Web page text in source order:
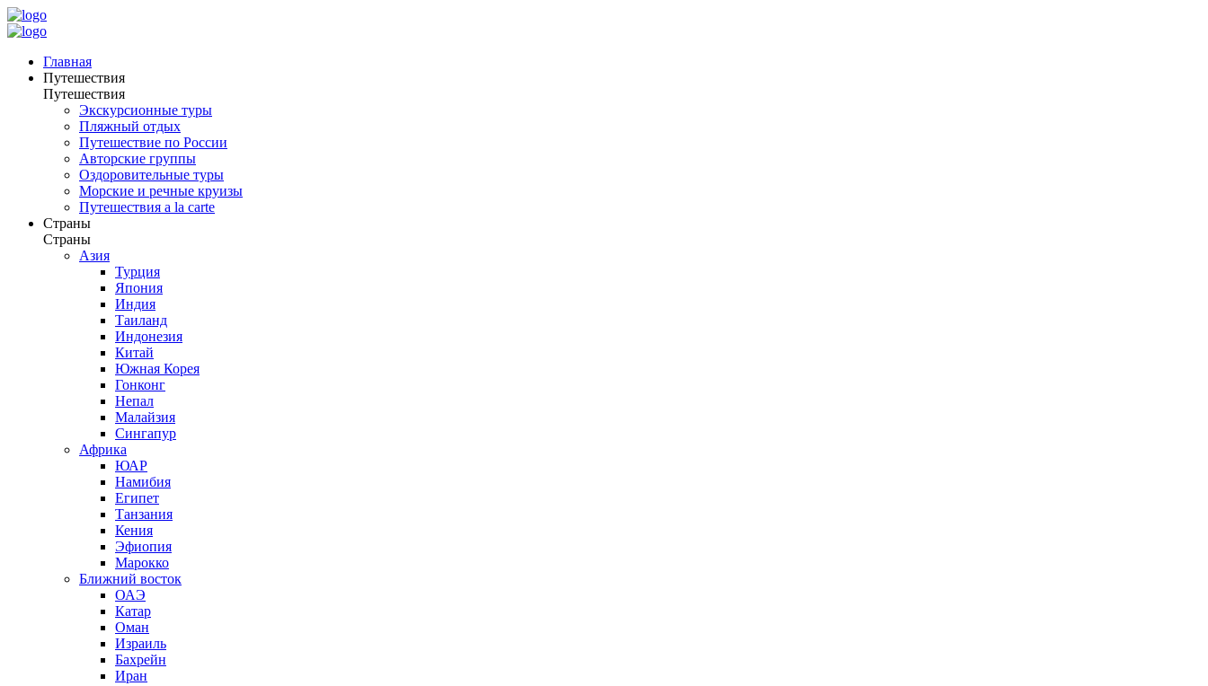
Главная
Путешествия
Путешествия
Экскурсионные туры
Пляжный отдых
Путешествие по России
Авторские группы
Оздоровительные туры
Морские и речные круизы
Путешествия a la carte
Страны
Страны
Азия
Турция
Япония
Индия
Таиланд
Индонезия
Китай
Южная Корея
Гонконг
Непал
Малайзия
Сингапур
Африка
ЮАР
Намибия
Египет
Танзания
Кения
Эфиопия
Марокко
Ближний восток
ОАЭ
Катар
Оман
Израиль
Бахрейн
Иран